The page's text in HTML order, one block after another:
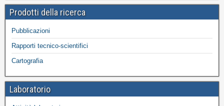
Prodotti della ricerca
Pubblicazioni
Rapporti tecnico-scientifici
Cartografia
Laboratorio